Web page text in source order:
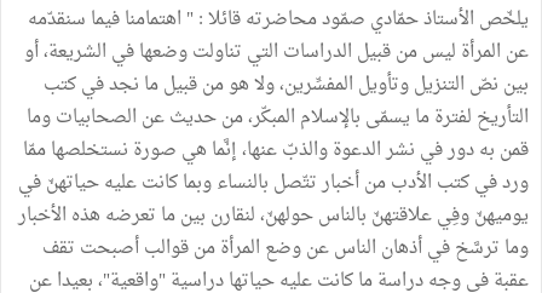
يلخّص الأستاذ حمّادي صمّود محاضرته قائلا : " اهتمامنا فيما سنقدّمه
عن المرأة ليس من قبيل الدراسات التي تناولت وضعها في الشريعة، أو
بين نصّ التنزيل وتأويل المفسِّرين، ولا هو من قبيل ما نجد في كتب
التأريخ لفترة ما يسمّى بالإسلام المبكّر، من حديث عن الصحابيات وما
قمن به دور في نشر الدعوة والذبّ عنها، إنَّما هي صورة نستخلصها ممّا
ورد في كتب الأدب من أخبار تتّصل بالنساء وبما كانت عليه حياتهنّ في
يوميهنّ وفِي علاقتهنّ بالناس حولهنّ، لنقارن بين ما تعرضه هذه الأخبار
وما ترسَّخ في أذهان الناس عن وضع المرأة من قوالب أصبحت تقف
عقبة في وجه دراسة ما كانت عليه حياتها دراسية "واقعية"، بعيدا عن